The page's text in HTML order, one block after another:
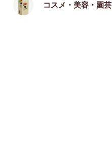
コスメ・美容・園芸